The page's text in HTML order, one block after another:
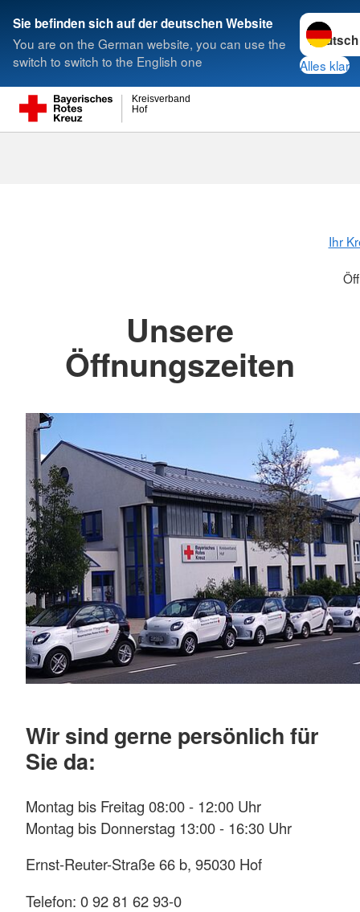
Sie befinden sich auf der deutschen Website
You are on the German website, you can use the
switch to switch to the English one
Sprache
Alles klar
Hof
Kreisverband
Suche
Ihr
Unsere
Öffnungszeiten
Wir sind gerne persönlich für
Sie da:
Montag bis Freitag 08:00 - 12:00 Uhr
Montag bis Donnerstag 13:00 - 16:30 Uhr
Ernst-Reuter-Straße 66 b, 95030 Hof
Telefon: 0 92 81 62 93-0